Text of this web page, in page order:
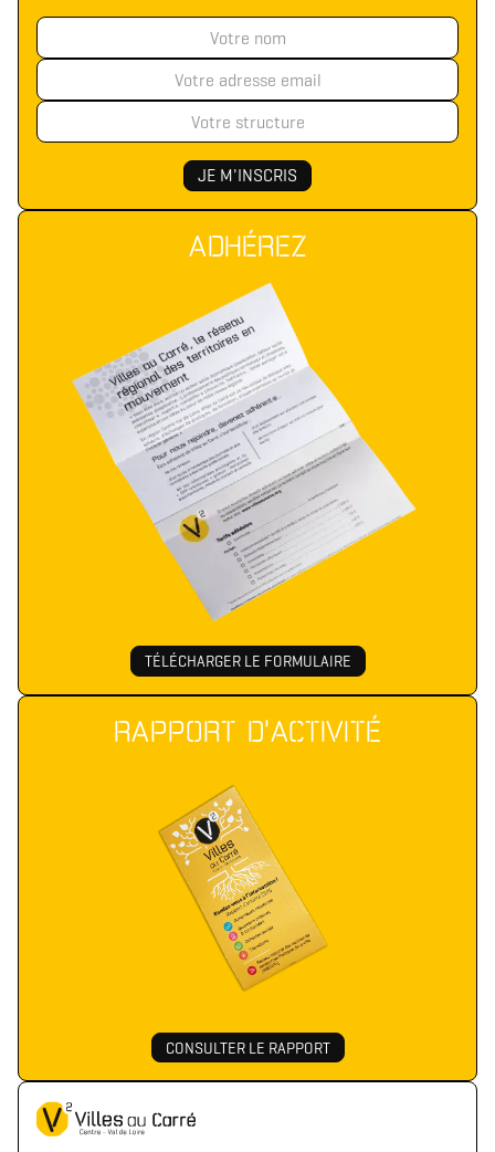
ADHÉREZ
TÉLÉCHARGER LE FORMULAIRE
RAPPORT D'ACTIVITÉ
CONSULTER LE RAPPORT